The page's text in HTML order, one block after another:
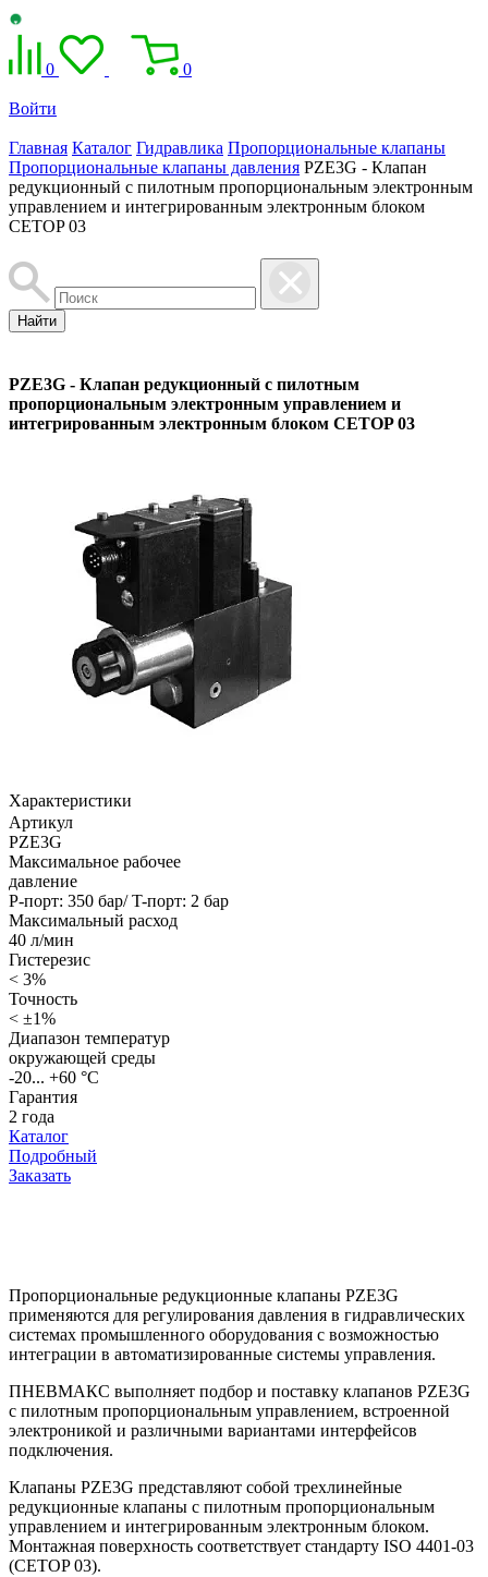
0 0
Войти
Главная Каталог Гидравлика Пропорциональные клапаны
Пропорциональные клапаны давления PZE3G - Клапан
редукционный с пилотным пропорциональным электронным
управлением и интегрированным электронным блоком
CETOP 03
Найти
PZE3G - Клапан редукционный с пилотным
пропорциональным электронным управлением и
интегрированным электронным блоком CETOP 03
Характеристики
Артикул
PZE3G
Максимальное рабочее
давление
P-порт: 350 бар/ T-порт: 2 бар
Максимальный расход
40 л/мин
Гистерезис
< 3%
Точность
< ±1%
Диапазон температур
окружающей среды
-20... +60 °C
Гарантия
2 года
Каталог
Подробный
Заказать
Пропорциональные редукционные клапаны PZE3G
применяются для регулирования давления в гидравлических
системах промышленного оборудования с возможностью
интеграции в автоматизированные системы управления.
ПНЕВМАКС выполняет подбор и поставку клапанов PZE3G
с пилотным пропорциональным управлением, встроенной
электроникой и различными вариантами интерфейсов
подключения.
Клапаны PZE3G представляют собой трехлинейные
редукционные клапаны с пилотным пропорциональным
управлением и интегрированным электронным блоком.
Монтажная поверхность соответствует стандарту ISO 4401-03
(CETOP 03).